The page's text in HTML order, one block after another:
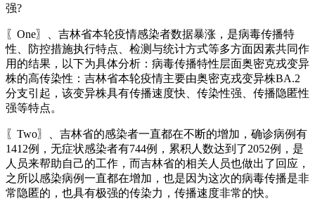
强?
〖One〗、吉林省本轮疫情感染者数据暴涨，是病毒传播特
性、防控措施执行特点、检测与统计方式等多方面因素共同作
用的结果，以下为具体分析：病毒传播特性层面奥密克戎变异
株的高传染性：吉林省本轮疫情主要由奥密克戎变异株BA.2
分支引起，该变异株具有传播速度快、传染性强、传播隐匿性
强等特点。
〖Two〗、吉林省的感染者一直都在不断的增加，确诊病例有
1412例，无症状感染者有744例，累积人数达到了2052例，是
人员来帮助自己的工作，而吉林省的相关人员也做出了回应，
之所以感染病例一直都在增加，也是因为这次的病毒传播是非
常隐匿的，也具有极强的传染力，传播速度非常的快。